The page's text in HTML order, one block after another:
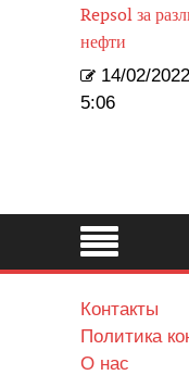
Repsol за
нефти
14/02/2022
5:06
Контакты
Политика
О нас